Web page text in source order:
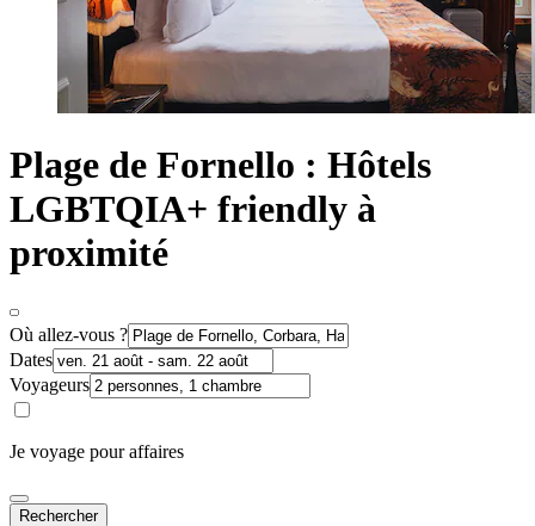
Plage de Fornello : Hôtels
LGBTQIA+ friendly à
proximité
Où allez-vous ?
Dates
Voyageurs
Je voyage pour affaires
Rechercher